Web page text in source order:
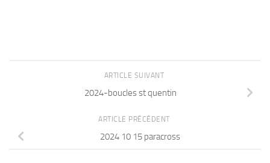
ARTICLE SUIVANT
2024-boucles st quentin
ARTICLE PRÉCÉDENT
2024 10 15 paracross